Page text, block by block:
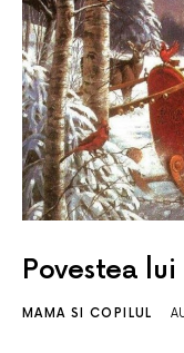
Povestea
MAMA SI COPILUL